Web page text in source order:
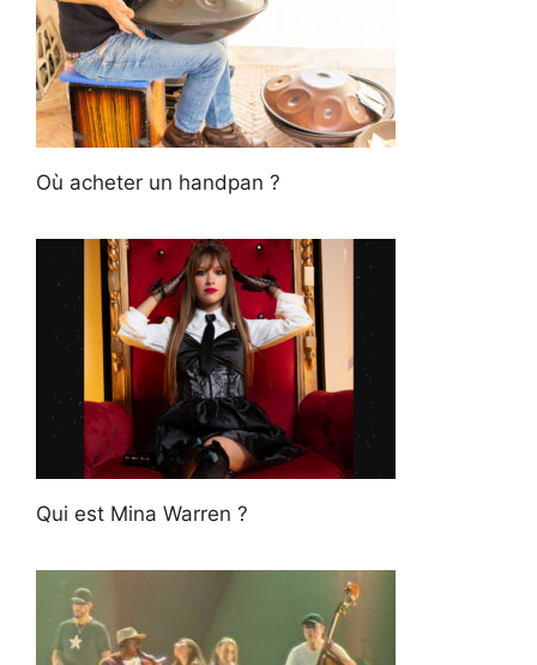
Où acheter un handpan ?
Qui est Mina Warren ?